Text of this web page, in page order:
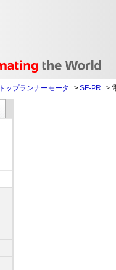
トップランナーモータ > SF-PR >